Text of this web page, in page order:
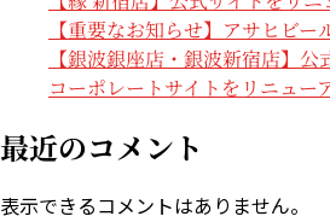
【重要なお知らせ】アサヒビ
【銀波銀座店・銀波新宿店】
コーポレートサイトをリニュー
最近のコメント
表示できるコメントはありません。